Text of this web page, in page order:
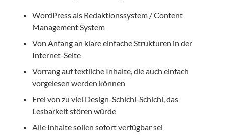
WordPress als Redaktionssystem / Content
Management System
Von Anfang an klare einfache Strukturen in der
Internet-Seite
Vorrang auf textliche Inhalte, die auch einfach
vorgelesen werden können
Frei von zu viel Design-Schichi-Schichi, das
Lesbarkeit stören würde
Alle Inhalte sollen sofort verfügbar sei